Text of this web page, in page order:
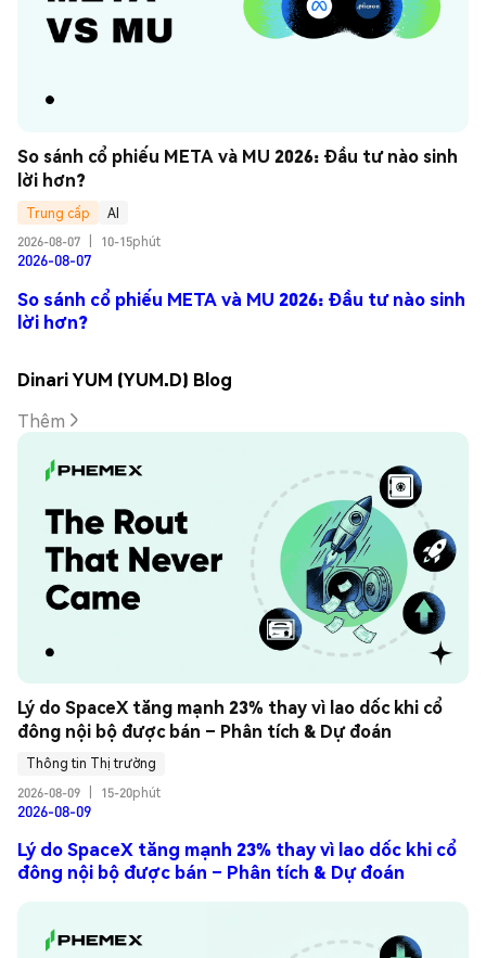
So sánh cổ phiếu META và MU 2026: Đầu tư nào sinh
lời hơn?
Trung cấp
AI
2026-08-07
10-15phút
2026-08-07
So sánh cổ phiếu META và MU 2026: Đầu tư nào sinh
lời hơn?
Dinari YUM (YUM.D) Blog
Thêm
Lý do SpaceX tăng mạnh 23% thay vì lao dốc khi cổ
đông nội bộ được bán – Phân tích & Dự đoán
Thông tin Thị trường
2026-08-09
15-20phút
2026-08-09
Lý do SpaceX tăng mạnh 23% thay vì lao dốc khi cổ
đông nội bộ được bán – Phân tích & Dự đoán